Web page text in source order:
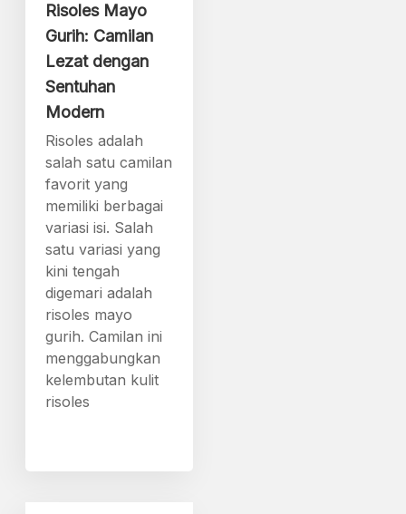
Risoles Mayo
Gurih: Camilan
Lezat dengan
Sentuhan
Modern
Risoles adalah
salah satu camilan
favorit yang
memiliki berbagai
variasi isi. Salah
satu variasi yang
kini tengah
digemari adalah
risoles mayo
gurih. Camilan ini
menggabungkan
kelembutan kulit
risoles